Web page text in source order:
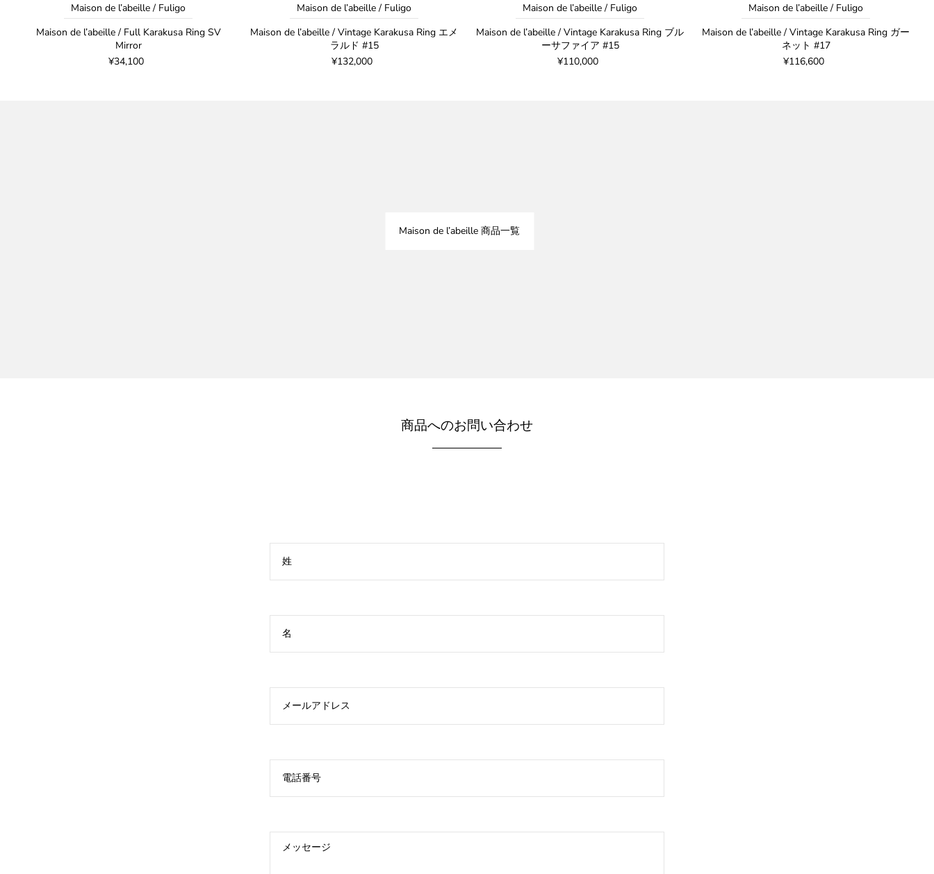
Maison de l’abeille / Fuligo
Maison de l’abeille / Full Karakusa Ring SV
Mirror
¥34,100
Maison de l’abeille / Fuligo
Maison de l’abeille / Vintage Karakusa Ring エメ
ラルド #15
¥132,000
Maison de l’abeille / Fuligo
Maison de l’abeille / Vintage Karakusa Ring ブル
ーサファイア #15
¥110,000
Maison de l’abeille / Fuligo
Maison de l’abeille / Vintage Karakusa Ring ガー
ネット #17
¥116,600
Maison de l’abeille 商品一覧
商品へのお問い合わせ